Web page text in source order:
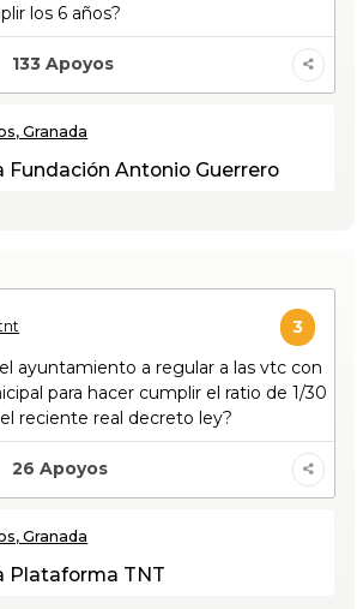
los 6 años?
133 Apoyos
Granada
Fundación Antonio Guerrero
3
ayuntamiento a regular a las vtc con
para hacer cumplir el ratio de 1/30
reciente real decreto ley?
26 Apoyos
Granada
Plataforma TNT